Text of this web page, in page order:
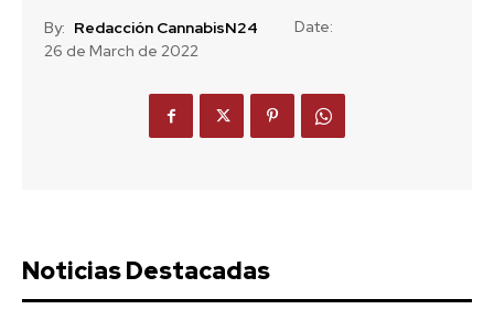
By: Redacción CannabisN24
Date:
26 de March de 2022
Noticias Destacadas